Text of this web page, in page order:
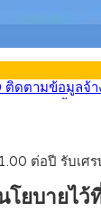
ศาสตร์ รื้อโค
าสงขลา โมโน
บาท เส
ตามข้อมูลจ้าง
ต่อปี รับเศ
ยบายไ